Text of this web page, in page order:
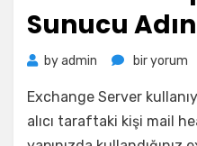
Sunucu
byadmin
Exchange
Atılan
Maillerdeki
İp
bir yorum
Exchange Server
alıcı taraftaki kişi mail